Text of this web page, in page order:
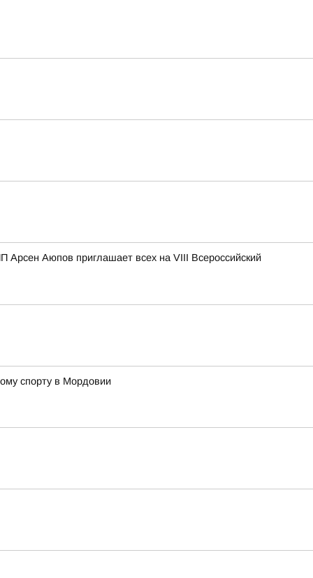
Арсен Аюпов приглашает всех на VIII Всероссийский
спорту в Мордовии